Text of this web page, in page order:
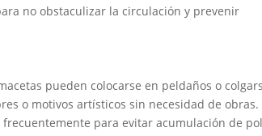
no obstaculizar la circulación y prevenir
pueden colocarse en peldaños o
o motivos artísticos sin necesidad de obras.
para evitar acumulación de